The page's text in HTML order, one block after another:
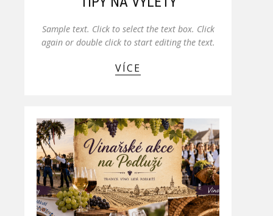
Sample text. Click to select the text box. Click
again or double click to start editing the text.
VÍCE